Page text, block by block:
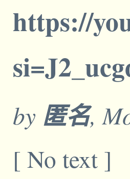
https://
by 匿名,
[ No text ]